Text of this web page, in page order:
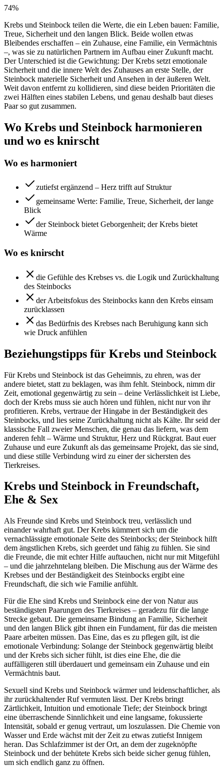
74%
Krebs und Steinbock teilen die Werte, die ein Leben bauen: Familie,
Treue, Sicherheit und den langen Blick. Beide wollen etwas
Bleibendes erschaffen – ein Zuhause, eine Familie, ein Vermächtnis
–, was sie zu natürlichen Partnern im Aufbau einer Zukunft macht.
Der Unterschied ist die Gewichtung: Der Krebs setzt emotionale
Sicherheit und die innere Welt des Zuhauses an erste Stelle, der
Steinbock materielle Sicherheit und Ansehen in der äußeren Welt.
Weit davon entfernt zu kollidieren, sind diese beiden Prioritäten die
zwei Hälften eines stabilen Lebens, und genau deshalb baut dieses
Paar so gut zusammen.
Wo Krebs und Steinbock harmonieren
und wo es knirscht
Wo es harmoniert
zutiefst ergänzend – Herz trifft auf Struktur
gemeinsame Werte: Familie, Treue, Sicherheit, der lange
Blick
der Steinbock bietet Geborgenheit; der Krebs bietet
Wärme
Wo es knirscht
die Gefühle des Krebses vs. die Logik und Zurückhaltung
des Steinbocks
der Arbeitsfokus des Steinbocks kann den Krebs einsam
zurücklassen
das Bedürfnis des Krebses nach Beruhigung kann sich
wie Druck anfühlen
Beziehungstipps für Krebs und Steinbock
Für Krebs und Steinbock ist das Geheimnis, zu ehren, was der
andere bietet, statt zu beklagen, was ihm fehlt. Steinbock, nimm dir
Zeit, emotional gegenwärtig zu sein – deine Verlässlichkeit ist Liebe,
doch der Krebs muss sie auch hören und fühlen, nicht nur von ihr
profitieren. Krebs, vertraue der Hingabe in der Beständigkeit des
Steinbocks, und lies seine Zurückhaltung nicht als Kälte. Ihr seid der
klassische Fall zweier Menschen, die genau das liefern, was dem
anderen fehlt – Wärme und Struktur, Herz und Rückgrat. Baut euer
Zuhause und eure Zukunft als das gemeinsame Projekt, das sie sind,
und diese stille Verbindung wird zu einer der sichersten des
Tierkreises.
Krebs und Steinbock in Freundschaft,
Ehe & Sex
Als Freunde sind Krebs und Steinbock treu, verlässlich und
einander wahrhaft gut. Der Krebs kümmert sich um die
vernachlässigte emotionale Seite des Steinbocks; der Steinbock hilft
dem ängstlichen Krebs, sich geerdet und fähig zu fühlen. Sie sind
die Freunde, die mit echter Hilfe auftauchen, nicht nur mit Mitgefühl
– und die jahrzehntelang bleiben. Die Mischung aus der Wärme des
Krebses und der Beständigkeit des Steinbocks ergibt eine
Freundschaft, die sich wie Familie anfühlt.
Für die Ehe sind Krebs und Steinbock eine der von Natur aus
beständigsten Paarungen des Tierkreises – geradezu für die lange
Strecke gebaut. Die gemeinsame Bindung an Familie, Sicherheit
und den langen Blick gibt ihnen ein Fundament, für das die meisten
Paare arbeiten müssen. Das Eine, das es zu pflegen gilt, ist die
emotionale Verbindung: Solange der Steinbock gegenwärtig bleibt
und der Krebs sich sicher fühlt, ist dies eine Ehe, die die
auffälligeren still überdauert und gemeinsam ein Zuhause und ein
Vermächtnis baut.
Sexuell sind Krebs und Steinbock wärmer und leidenschaftlicher, als
ihr zurückhaltender Ruf vermuten lässt. Der Krebs bringt
Zärtlichkeit, Intuition und emotionale Tiefe; der Steinbock bringt
eine überraschende Sinnlichkeit und eine langsame, fokussierte
Intensität, sobald er genug vertraut, um loszulassen. Die Chemie von
Wasser und Erde wächst mit der Zeit zu etwas zutiefst Innigem
heran. Das Schlafzimmer ist der Ort, an dem der zugeknöpfte
Steinbock und der behütete Krebs sich beide sicher genug fühlen,
um sich endlich ganz zu öffnen.